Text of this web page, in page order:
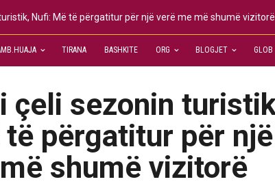
Nufi: Më të përgatitur për një verë me më shumë vizitorë
TIRANA BASHKITE ORG BLOGJET GLOB
çeli sezonin
përgatitur për një
shumë vizitorë